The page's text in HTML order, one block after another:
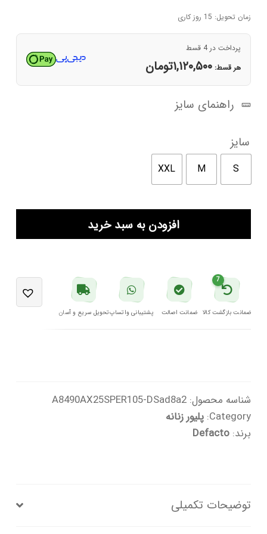
بود.
زمان تحویل: 15 روز کاری
پرداخت در 4 قسط
هر قسط:۱,۱۲۰,۵۰۰تومان
راهنمای سایز
سایز
S
M
XXL
زنانه
دفکتو
عدد
افزودن به سبد خرید
7
ضمانت بازگشت کالا ضمانت اصالت پشتیبانی واتساپتحویل سریع و آسان
شناسه محصول:A8490AX25SPER105-DSad8a2
Category: پلیور زنانه
برند:Defacto
توضیحات تکمیلی